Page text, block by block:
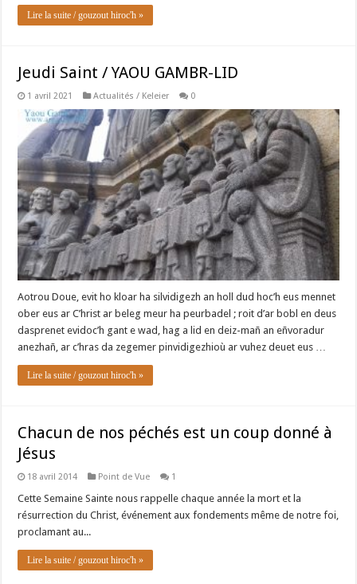
Lire la suite / gouzout hiroc'h »
Jeudi Saint / YAOU GAMBR-LID
1 avril 2021 Actualités / Keleier 0
Aotrou Doue, evit ho kloar ha silvidigezh an holl dud hoc’h eus mennet
ober eus ar C’hrist ar beleg meur ha peurbadel ; roit d’ar bobl en deus
dasprenet evidoc’h gant e wad, hag a lid en deiz-mañ an eñvoradur
anezhañ, ar c’hras da zegemer pinvidigezhioù ar vuhez deuet eus …
Lire la suite / gouzout hiroc'h »
Chacun de nos péchés est un coup donné à
Jésus
18 avril 2014 Point de Vue 1
Cette Semaine Sainte nous rappelle chaque année la mort et la
résurrection du Christ, événement aux fondements même de notre foi,
proclamant au...
Lire la suite / gouzout hiroc'h »